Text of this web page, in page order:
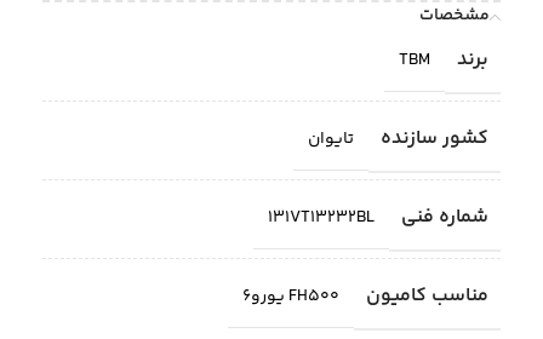
مشخصات
برند TBM
کشور سازنده تایوان
شماره فنی 131VT13232BL
مناسب کامیون FH500 یورو6